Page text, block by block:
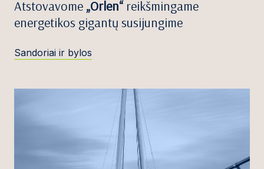
Atstovavome „Orlen“reikšmingame
energetikos gigantų susijungime
Sandoriai ir bylos